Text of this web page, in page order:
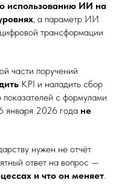
использованию ИИ на
, а параметр ИИ
трансформации
части поручений
KPI и наладить сбор
с формулами
января 2026 года не
нужен не отчёт
ответ на вопрос —
и что он меняет